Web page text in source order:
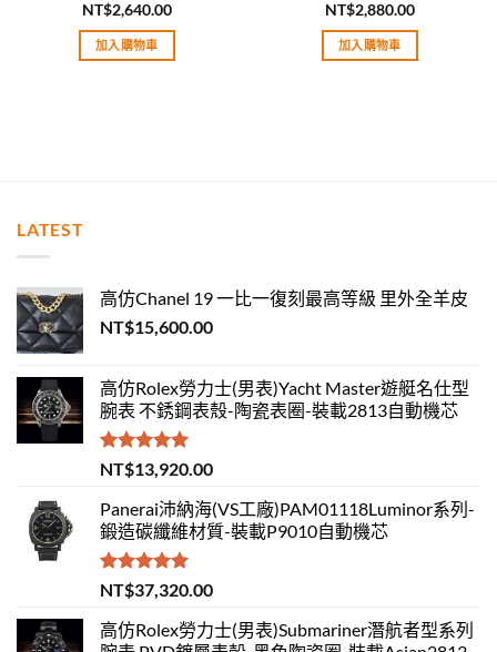
評分5.00
滿分 5
NT$2,640.00
加入購物車
評分5.00
滿分 5
NT$2,880.00
加入購物車
LATEST
高仿Chanel 19 一比一復刻最高等級 里外全羊皮
NT$15,600.00
高仿Rolex勞力士(男表)Yacht Master遊艇名仕型
腕表 不銹鋼表殼-陶瓷表圈-裝載2813自動機芯
評分5.00
滿分 5
NT$13,920.00
Panerai沛納海(VS工廠)PAM01118Luminor系列-
鍛造碳纖維材質-裝載P9010自動機芯
評分5.00
滿分 5
NT$37,320.00
高仿Rolex勞力士(男表)Submariner潛航者型系列